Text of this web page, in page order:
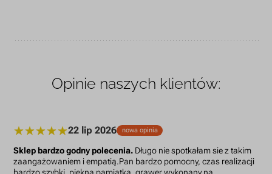
Opinie naszych klientów:
22 lip 2026 nowa opinia
Sklep bardzo godny polecenia. Długo nie spotkałam sie z takim
zaangażowaniem i empatią.Pan bardzo pomocny, czas realizacji